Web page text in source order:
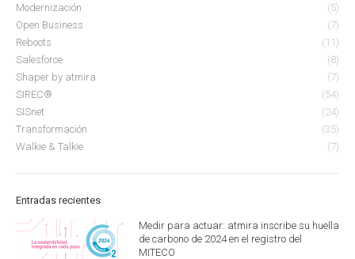
Modernización
(5)
Open Business
(7)
Reboots
(11)
Salesforce
(8)
Shaper by atmira
(7)
SIREC®
(54)
SISnet
(24)
Transformación
(35)
Walkie & Talkie
(7)
Entradas recientes
Medir para actuar: atmira inscribe su huella
de carbono de 2024 en el registro del
MITECO